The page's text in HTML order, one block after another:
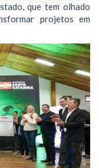
que tem olhado
projetos em